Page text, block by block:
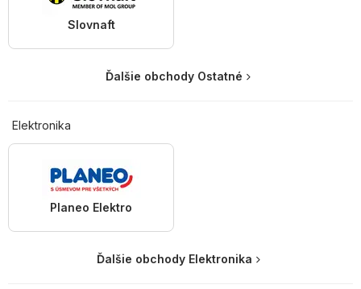
Slovnaft
Ďalšie obchody Ostatné
Elektronika
Planeo Elektro
Ďalšie obchody Elektronika